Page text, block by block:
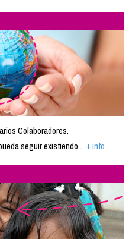
Colaboradores.
seguir existiendo... + info